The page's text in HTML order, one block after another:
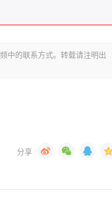
中的联系方式。转载请注明出